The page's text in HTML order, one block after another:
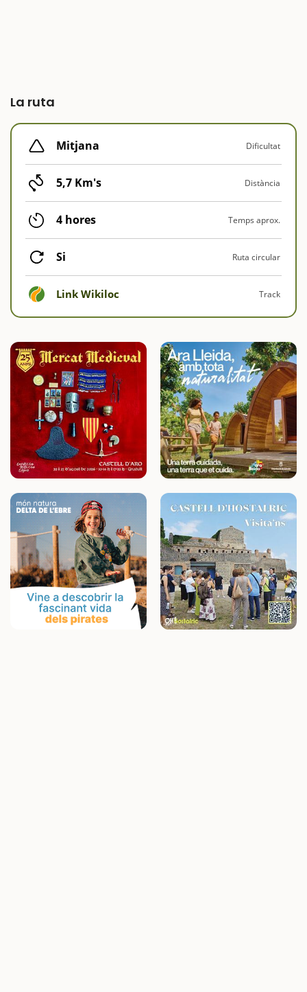
La ruta
Mitjana Dificultat
5,7 Km's Distància
4 hores Temps aprox.
Si Ruta circular
Link Wikiloc Track